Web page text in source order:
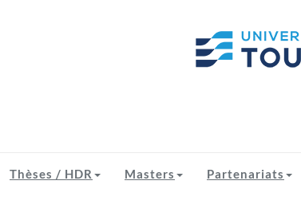
Thèses / HDR Masters Partenariats